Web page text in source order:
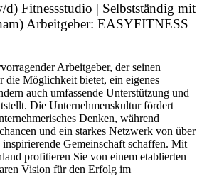
d) Fitnessstudio | Selbstständig mit
Arbeitgeber: EASYFITNESS
Arbeitgeber, der seinen
die Möglichkeit bietet, ein eigenes
auch umfassende Unterstützung und
Die Unternehmenskultur fördert
Denken, während
und ein starkes Netzwerk von über
inspirierende Gemeinschaft schaffen. Mit
profitieren Sie von einem etablierten
Vision für den Erfolg im